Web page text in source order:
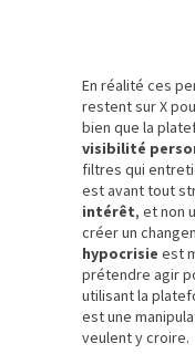
En réalité ces
restent sur X
bien que la
visibilité
filtres qui
est avant tout
intérêt, et non
créer un
hypocrisie est
prétendre agir
utilisant la
est une
veulent y croire.